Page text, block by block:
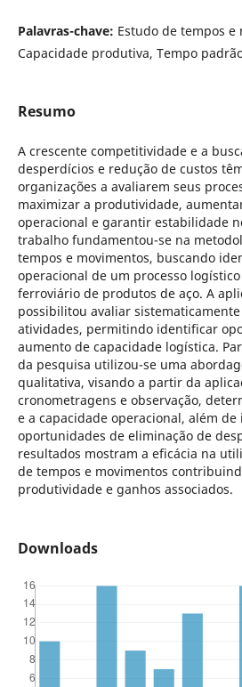
Palavras-chave: Estudo de tempos e
Capacidade produtiva, Tempo
Resumo
A crescente competitividade e a
desperdícios e redução de custos
organizações a avaliarem seus
maximizar a produtividade,
operacional e garantir estabilidade
trabalho fundamentou-se na
tempos e movimentos, buscando
operacional de um processo
ferroviário de produtos de aço. A
possibilitou avaliar sistematicamente
atividades, permitindo identificar
aumento de capacidade logística.
da pesquisa utilizou-se uma
qualitativa, visando a partir da
cronometragens e observação,
e a capacidade operacional, além
oportunidades de eliminação de
resultados mostram a eficácia na
de tempos e movimentos
produtividade e ganhos associados.
Downloads